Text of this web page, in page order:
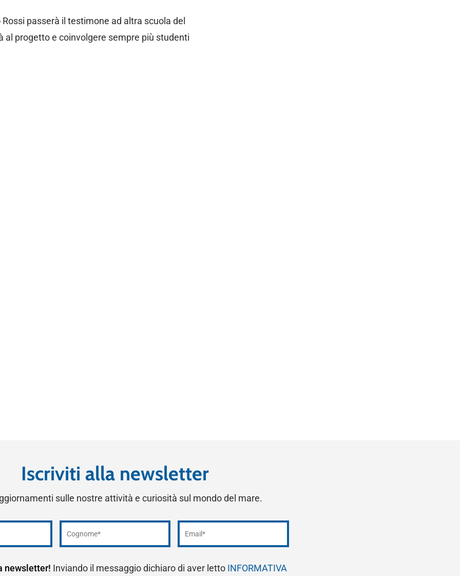
passerà il testimone ad altra scuola del
al progetto e coinvolgere sempre più studenti
Iscriviti alla newsletter
sulle nostre attività e curiosità sul mondo del mare.
newsletter! Inviando il messaggio dichiaro di aver letto INFORMATIVA